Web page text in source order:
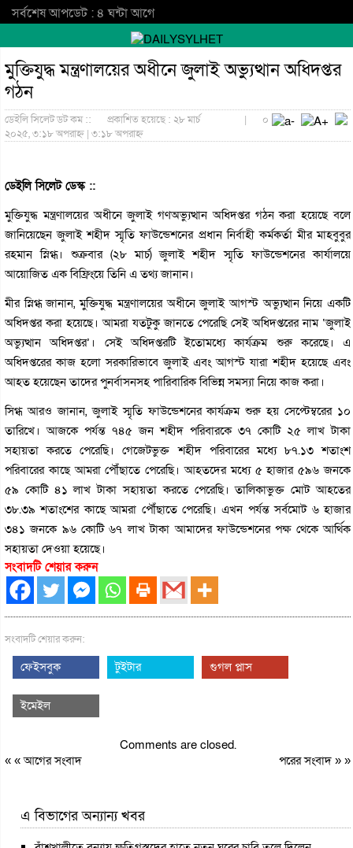
সর্বশেষ আপডেট : ৪ ঘন্টা আগে
মুক্তিযুদ্ধ মন্ত্রণালয়ের অধীনে জুলাই অভ্যুত্থান অধিদপ্তর
গঠন
ডেইলি সিলেট ডট কম ::
প্রকাশিত হয়েছে : ২৮ মার্চ
২০২৫, ৩:১৮ অপরাহ্ন | ৩:১৮ অপরাহ্ন
| ০
ডেইলি সিলেট ডেস্ক ::
মুক্তিযুদ্ধ মন্ত্রণালয়ের অধীনে জুলাই গণঅভ্যুত্থান অধিদপ্তর গঠন করা হয়েছে বলে
জানিয়েছেন জুলাই শহীদ স্মৃতি ফাউন্ডেশনের প্রধান নির্বাহী কর্মকর্তা মীর মাহবুবুর
রহমান স্নিগ্ধ। শুক্রবার (২৮ মার্চ) জুলাই শহীদ স্মৃতি ফাউন্ডেশনের কার্যালয়ে
আয়োজিত এক বিফ্রিংয়ে তিনি এ তথ্য জানান।
মীর স্নিগ্ধ জানান, মুক্তিযুদ্ধ মন্ত্রণালয়ের অধীনে জুলাই আগস্ট অভ্যুত্থান নিয়ে একটি
অধিদপ্তর করা হয়েছে। আমরা যতটুকু জানতে পেরেছি সেই অধিদপ্তরের নাম ‘জুলাই
অভ্যুত্থান অধিদপ্তর’। সেই অধিদপ্তরটি ইতোমধ্যে কার্যক্রম শুরু করেছে। এ
অধিদপ্তরের কাজ হলো সরকারিভাবে জুলাই এবং আগস্ট যারা শহীদ হয়েছে এবং
আহত হয়েছেন তাদের পুনর্বাসনসহ পারিবারিক বিভিন্ন সমস্যা নিয়ে কাজ করা।
সিগ্ধ আরও জানান, জুলাই স্মৃতি ফাউন্ডেশনের কার্যক্রম শুরু হয় সেপ্টেম্বরের ১০
তারিখে। আজকে পর্যন্ত ৭৪৫ জন শহীদ পরিবারকে ৩৭ কোটি ২৫ লাখ টাকা
সহায়তা করতে পেরেছি। গেজেটভুক্ত শহীদ পরিবারের মধ্যে ৮৭.১৩ শতাংশ
পরিবারের কাছে আমরা পৌঁছাতে পেরেছি। আহতদের মধ্যে ৫ হাজার ৫৯৬ জনকে
৫৯ কোটি ৪১ লাখ টাকা সহায়তা করতে পেরেছি। তালিকাভুক্ত মোট আহতের
৩৮.৩৯ শতাংশের কাছে আমরা পৌঁছাতে পেরেছি। এখন পর্যন্ত সর্বমোট ৬ হাজার
৩৪১ জনকে ৯৬ কোটি ৬৭ লাখ টাকা আমাদের ফাউন্ডেশনের পক্ষ থেকে আর্থিক
সহায়তা দেওয়া হয়েছে।
সংবাদটি শেয়ার করুন
সংবাদটি শেয়ার করুন:
ফেইসবুক টুইটার গুগল প্লাস
ইমেইল
Comments are closed.
« «আগের সংবাদ পরের সংবাদ» »
এ বিভাগের অন্যান্য খবর